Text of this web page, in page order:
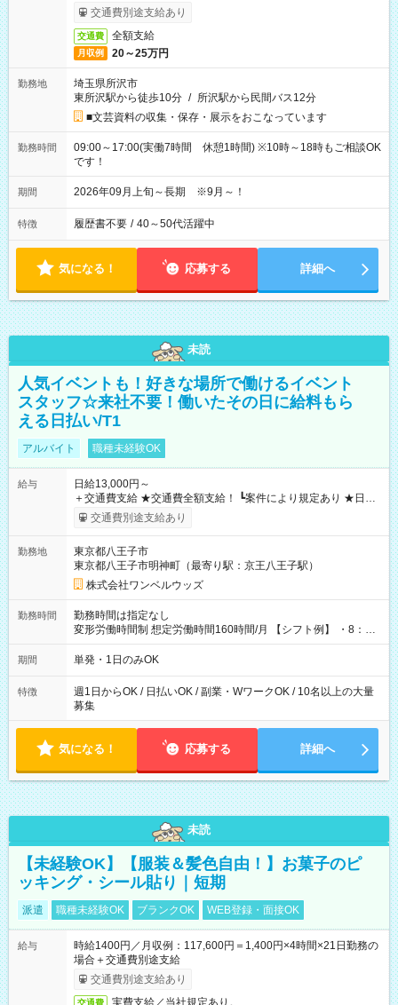
交通費別途支給あり
交通費 全額支給
月収例 20～25万円
勤務地
埼玉県所沢市
東所沢駅から徒歩10分 / 所沢駅から民間バス12分
■文芸資料の収集・保存・展示をおこなっています
勤務時間
09:00～17:00(実働7時間 休憩1時間) ※10時～18時もご相談OK
です！
期間 2026年09月上旬～長期 ※9月～！
特徴 履歴書不要 / 40～50代活躍中
気になる！ 応募する 詳細へ
未読
人気イベントも！好きな場所で働けるイベント
スタッフ☆来社不要！働いたその日に給料もら
える日払い/T1
アルバイト 職種未経験OK
給与
日給13,000円～
＋交通費支給 ★交通費全額支給！ ┗案件により規定あり ★日払
いOK！（規定あり） ┗働いたその日に現金GET♪ お仕事後はコ
ンビニATMから 日払い分を引き落とせます！ 【試用期間】試
交通費別途支給あり
勤務地
東京都八王子市
東京都八王子市明神町（最寄り駅：京王八王子駅）
株式会社ワンベルウッズ
勤務時間
勤務時間は指定なし
変形労働時間制 想定労働時間160時間/月 【シフト例】 ・8：00
～21：00
期間 単発・1日のみOK
特徴
週1日からOK / 日払いOK / 副業・WワークOK / 10名以上の大量
募集
気になる！ 応募する 詳細へ
未読
【未経験OK】【服装＆髪色自由！】お菓子のピ
ッキング・シール貼り｜短期
派遣 職種未経験OK ブランクOK WEB登録・面接OK
給与
時給1400円／月収例：117,600円＝1,400円×4時間×21日勤務の
場合＋交通費別途支給
交通費別途支給あり
交通費 実費支給／当社規定あり。